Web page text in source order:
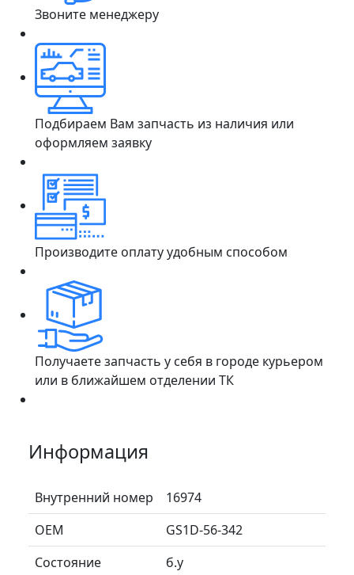
Звоните менеджеру
Подбираем Вам запчасть из наличия или
оформляем заявку
Производите оплату удобным способом
Получаете запчасть у себя в городе курьером
или в ближайшем отделении ТК
Информация
Внутренний номер
16974
ОЕМ
GS1D-56-342
Состояние
б.у